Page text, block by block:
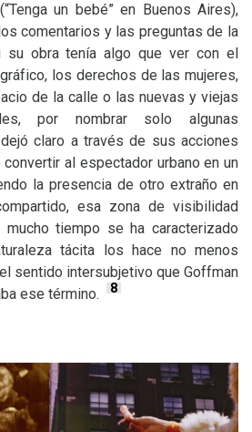
un bebé” en Buenos Aires),
comentarios y las preguntas de la
su obra tenía algo que ver con el
los derechos de las mujeres,
de la calle o las nuevas y viejas
por nombrar solo algunas
claro a través de sus acciones
al espectador urbano en un
la presencia de otro extraño en
esa zona de visibilidad
tiempo se ha caracterizado
tácita los hace no menos
sentido intersubjetivo que Goffman
ese término.
8